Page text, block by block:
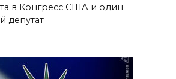
в Конгресс США и один
депутат